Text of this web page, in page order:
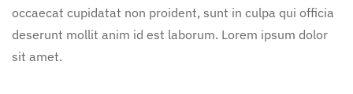
occaecat cupidatat non proident, sunt in culpa qui officia
deserunt mollit anim id est laborum. Lorem ipsum dolor
sit amet.